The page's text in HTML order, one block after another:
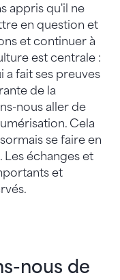
appris qu'il ne
en question et
et continuer à
est centrale :
a fait ses preuves
de la
nous aller de
Cela
se faire en
Les échanges et
et
nous de